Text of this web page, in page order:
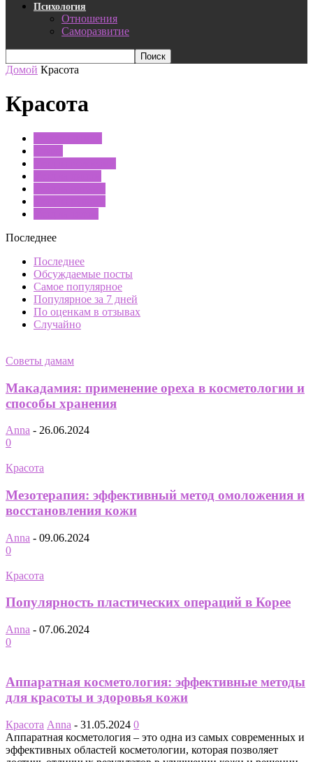
Психология
Отношения
Саморазвитие
Домой Красота
Красота
Последнее
Последнее
Обсуждаемые посты
Самое популярное
Популярное за 7 дней
По оценкам в отзывах
Случайно
Советы дамам
Макадамия: применение ореха в косметологии и
способы хранения
Anna - 26.06.2024
0
Красота
Мезотерапия: эффективный метод омоложения и
восстановления кожи
Anna - 09.06.2024
0
Красота
Популярность пластических операций в Корее
Anna - 07.06.2024
0
Аппаратная косметология: эффективные методы
для красоты и здоровья кожи
Красота Anna - 31.05.2024 0
Аппаратная косметология – это одна из самых современных и
эффективных областей косметологии, которая позволяет